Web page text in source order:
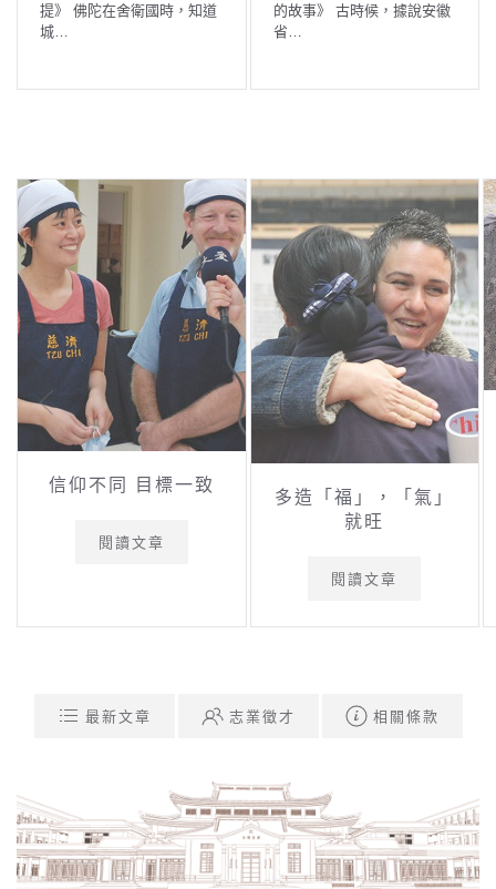
說安徽
狗》 佛經裡有個小故事──
的修行人》 佛陀在世時
信仰不同 目標一致
閱讀文章
多造「福」，「氣」
就旺
閱讀文章
最新文章 志業徵才 相關條款